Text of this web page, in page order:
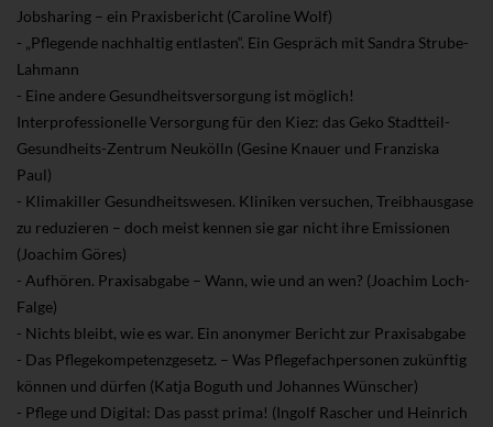
Jobsharing – ein Praxisbericht (Caroline Wolf)
- „Pflegende nachhaltig entlasten“. Ein Gespräch mit Sandra Strube-
Lahmann
- Eine andere Gesundheitsversorgung ist möglich!
Interprofessionelle Versorgung für den Kiez: das Geko Stadtteil-
Gesundheits-Zentrum Neukölln (Gesine Knauer und Franziska
Paul)
- Klimakiller Gesundheitswesen. Kliniken versuchen, Treibhausgase
zu reduzieren – doch meist kennen sie gar nicht ihre Emissionen
(Joachim Göres)
- Aufhören. Praxisabgabe – Wann, wie und an wen? (Joachim Loch-
Falge)
- Nichts bleibt, wie es war. Ein anonymer Bericht zur Praxisabgabe
- Das Pflegekompetenzgesetz. – Was Pflegefachpersonen zukünftig
können und dürfen (Katja Boguth und Johannes Wünscher)
- Pflege und Digital: Das passt prima! (Ingolf Rascher und Heinrich